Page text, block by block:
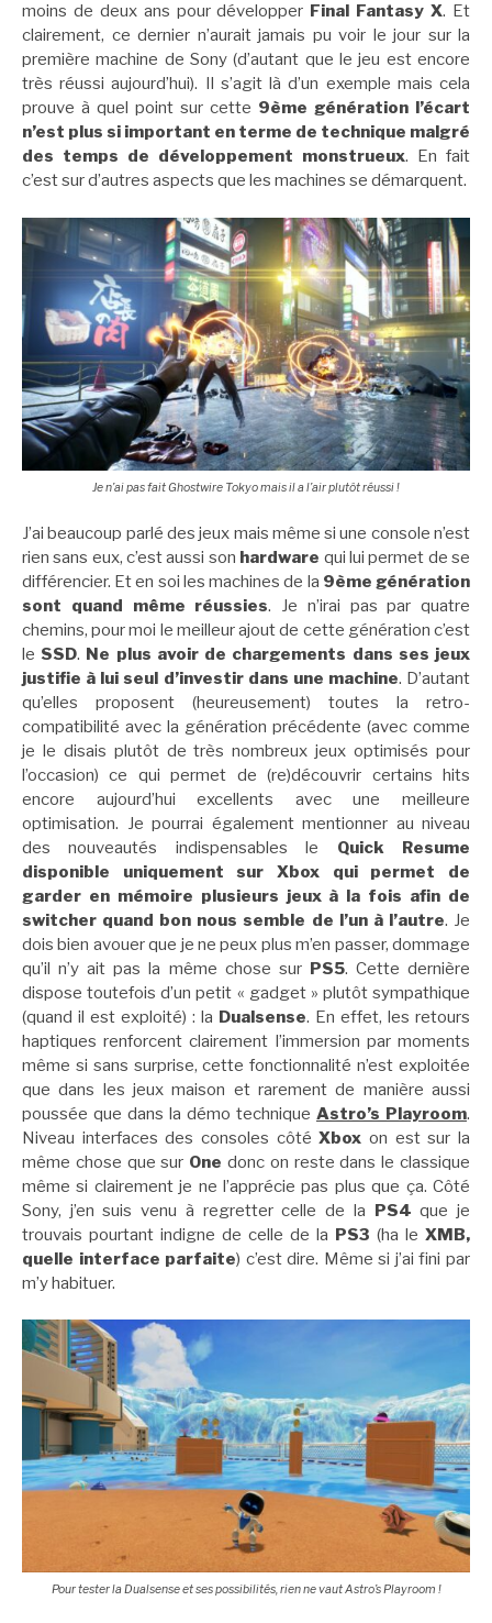
moins de deux ans pour développer Final Fantasy X. Et
clairement, ce dernier n’aurait jamais pu voir le jour sur la
première machine de Sony (d’autant que le jeu est encore
très réussi aujourd’hui). Il s’agit là d’un exemple mais cela
prouve à quel point sur cette 9ème génération l’écart
n’est plus si important en terme de technique malgré
des temps de développement monstrueux. En fait
c’est sur d’autres aspects que les machines se démarquent.
Je n’ai pas fait Ghostwire Tokyo mais il a l’air plutôt réussi !
J’ai beaucoup parlé des jeux mais même si une console n’est
rien sans eux, c’est aussi son hardware qui lui permet de se
différencier. Et en soi les machines de la 9ème génération
sont quand même réussies. Je n’irai pas par quatre
chemins, pour moi le meilleur ajout de cette génération c’est
le SSD. Ne plus avoir de chargements dans ses jeux
justifie à lui seul d’investir dans une machine. D’autant
qu’elles proposent (heureusement) toutes la retro-
compatibilité avec la génération précédente (avec comme
je le disais plutôt de très nombreux jeux optimisés pour
l’occasion) ce qui permet de (re)découvrir certains hits
encore aujourd’hui excellents avec une meilleure
optimisation. Je pourrai également mentionner au niveau
des nouveautés indispensables le Quick Resume
disponible uniquement sur Xbox qui permet de
garder en mémoire plusieurs jeux à la fois afin de
switcher quand bon nous semble de l’un à l’autre. Je
dois bien avouer que je ne peux plus m’en passer, dommage
qu’il n’y ait pas la même chose sur PS5. Cette dernière
dispose toutefois d’un petit « gadget » plutôt sympathique
(quand il est exploité) : la Dualsense. En effet, les retours
haptiques renforcent clairement l’immersion par moments
même si sans surprise, cette fonctionnalité n’est exploitée
que dans les jeux maison et rarement de manière aussi
poussée que dans la démo technique Astro’s Playroom.
Niveau interfaces des consoles côtéXboxon est sur la
même chose que sur Onedonc on reste dans le classique
même si clairement je ne l’apprécie pas plus que ça. Côté
Sony, j’en suis venu à regretter celle de la PS4que je
trouvais pourtant indigne de celle de la PS3 (ha le XMB,
quelle interface parfaite) c’est dire. Même si j’ai fini par
m’y habituer.
Pour tester la Dualsense et ses possibilités, rien ne vaut Astro’s Playroom !